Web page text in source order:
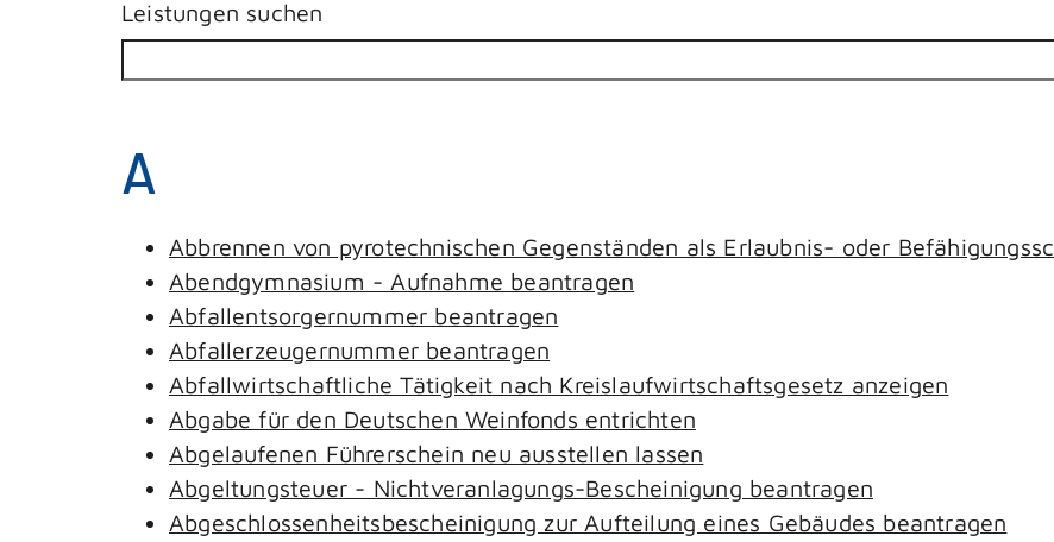
Leistungen suchen
A
Abbrennen von pyrotechnischen Gegenständen als Erlaubnis- oder
Abendgymnasium - Aufnahme beantragen
Abfallentsorgernummer beantragen
Abfallerzeugernummer beantragen
Abfallwirtschaftliche Tätigkeit nach Kreislaufwirtschaftsgesetz anzeigen
Abgabe für den Deutschen Weinfonds entrichten
Abgelaufenen Führerschein neu ausstellen lassen
Abgeltungsteuer - Nichtveranlagungs-Bescheinigung beantragen
Abgeschlossenheitsbescheinigung zur Aufteilung eines Gebäudes beantragen